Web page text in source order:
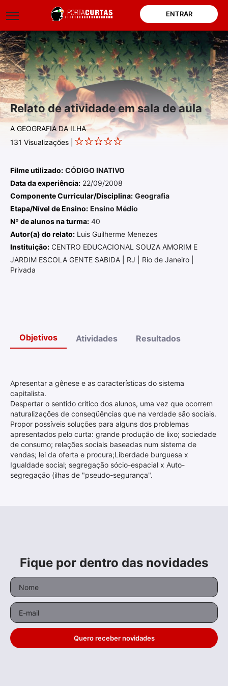
ENTRAR
Relato de atividade em sala de aula
A GEOGRAFIA DA ILHA
131 Visualizações |
Filme utilizado: CÓDIGO INATIVO
Data da experiência: 22/09/2008
Componente Curricular/Disciplina: Geografia
Etapa/Nível de Ensino: Ensino Médio
Nº de alunos na turma: 40
Autor(a) do relato: Luis Guilherme Menezes
Instituição: CENTRO EDUCACIONAL SOUZA AMORIM E
JARDIM ESCOLA GENTE SABIDA | RJ | Rio de Janeiro |
Privada
Objetivos Atividades Resultados
Apresentar a gênese e as características do sistema
capitalista.
Despertar o sentido crítico dos alunos, uma vez que ocorrem
naturalizações de conseqüências que na verdade são sociais.
Propor possíveis soluções para alguns dos problemas
apresentados pelo curta: grande produção de lixo; sociedade
de consumo; relações sociais baseadas num sistema de
vendas; lei da oferta e procura;Liberdade burguesa x
Igualdade social; segregação sócio-espacial x Auto-
segregação (ilhas de "pseudo-segurança".
Fique por dentro das novidades
Quero receber novidades